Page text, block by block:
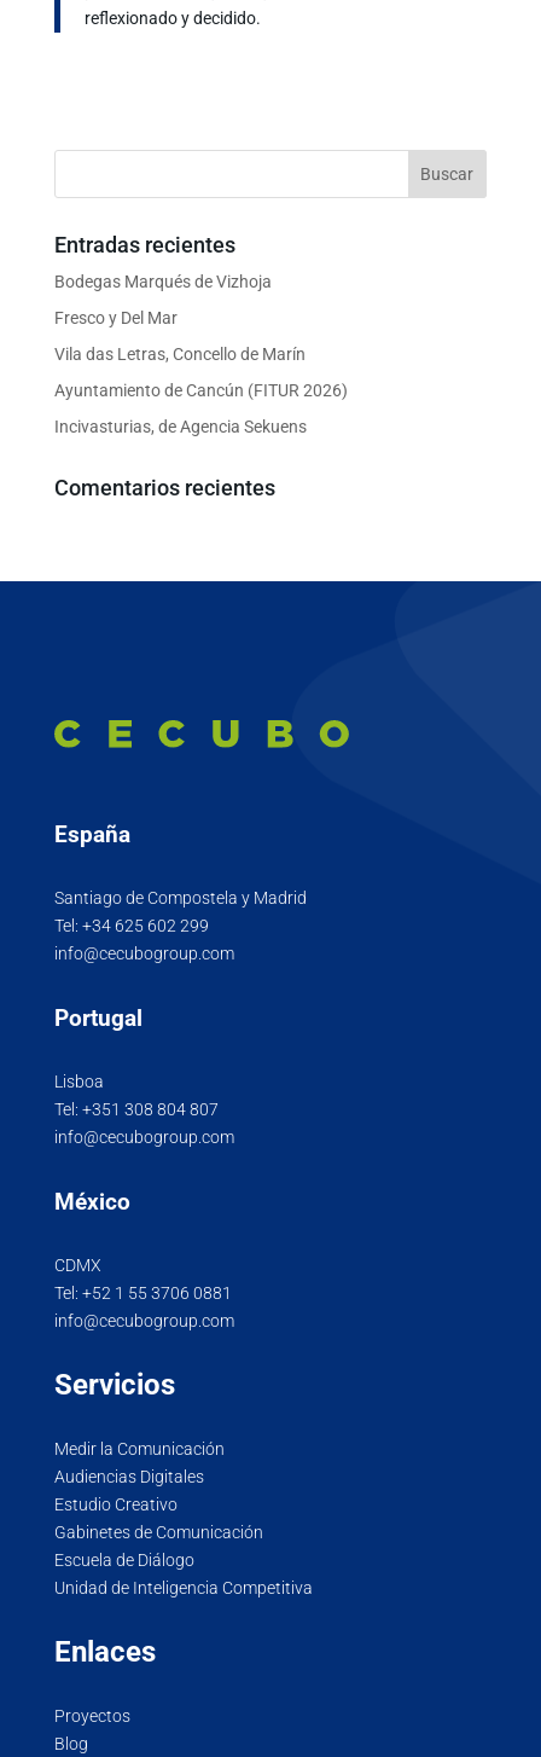
reflexionado y decidido.
Entradas recientes
Bodegas Marqués de Vizhoja
Fresco y Del Mar
Vila das Letras, Concello de Marín
Ayuntamiento de Cancún (FITUR 2026)
Incivasturias, de Agencia Sekuens
Comentarios recientes
España
Santiago de Compostela y Madrid
Tel: +34 625 602 299
info@cecubogroup.com
Portugal
Lisboa
Tel: +351 308 804 807
info@cecubogroup.com
México
CDMX
Tel: +52 1 55 3706 0881
info@cecubogroup.com
Servicios
Medir la Comunicación
Audiencias Digitales
Estudio Creativo
Gabinetes de Comunicación
Escuela de Diálogo
Unidad de Inteligencia Competitiva
Enlaces
Proyectos
Blog